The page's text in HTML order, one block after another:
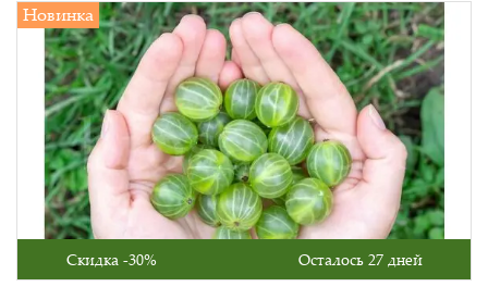
Новинка
Скидка -30% Осталось 27 дней